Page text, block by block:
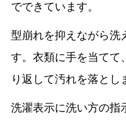
でできています。
型崩れを抑えながら洗
す。衣類に手を当てて
り返して汚れを落とし
洗濯表示に洗い方の指